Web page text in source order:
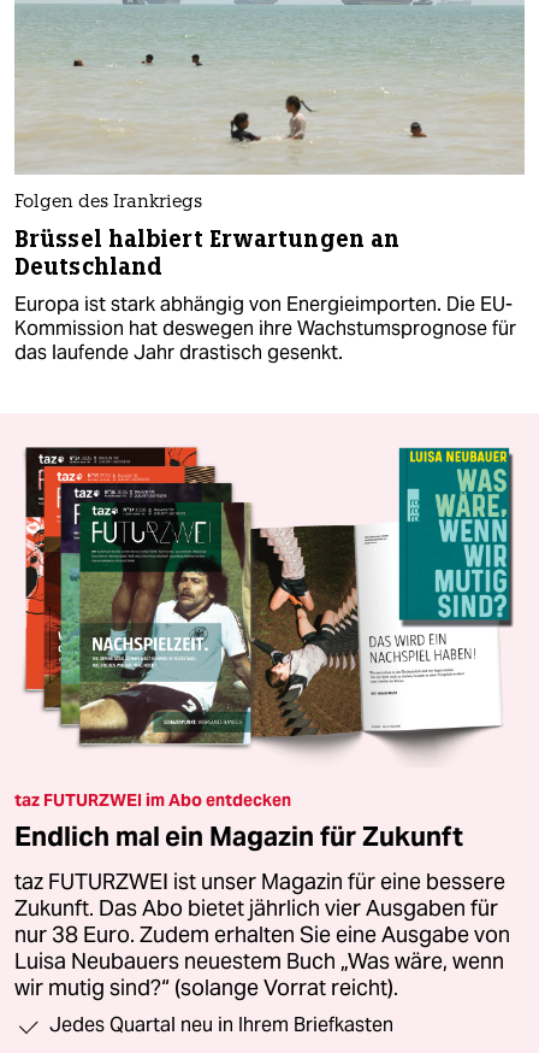
Folgen des Irankriegs
Brüssel halbiert Erwartungen an
Deutschland
Europa ist stark abhängig von Energieimporten. Die EU-
Kommission hat deswegen ihre Wachstumsprognose für
das laufende Jahr drastisch gesenkt.
taz FUTURZWEI im Abo entdecken
Endlich mal ein Magazin für Zukunft
taz FUTURZWEI ist unser Magazin für eine bessere
Zukunft. Das Abo bietet jährlich vier Ausgaben für
nur 38 Euro. Zudem erhalten Sie eine Ausgabe von
Luisa Neubauers neuestem Buch „Was wäre, wenn
wir mutig sind?“ (solange Vorrat reicht).
Jedes Quartal neu in Ihrem Briefkasten